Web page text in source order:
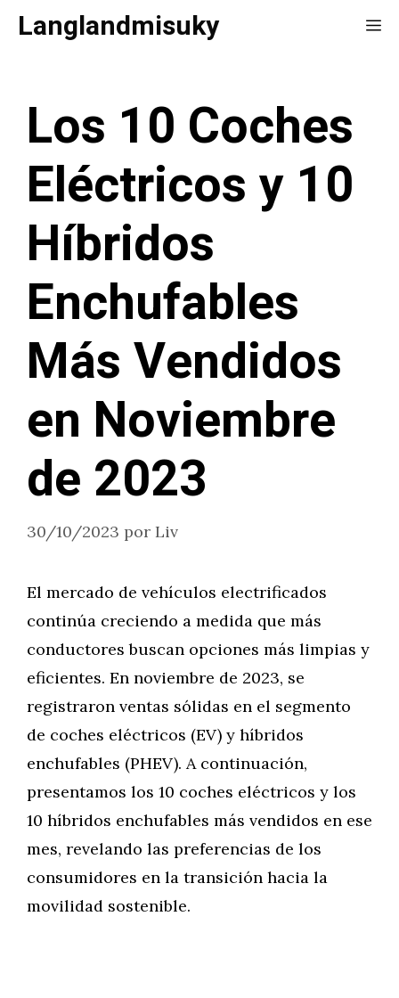
SaltarLanglandmisuky
Los 10 Coches
Eléctricos y 10
Híbridos
Enchufables
Más Vendidos
en Noviembre
de 2023
30/10/2023 por Liv
El mercado de vehículos electrificados
continúa creciendo a medida que más
conductores buscan opciones más limpias y
eficientes. En noviembre de 2023, se
registraron ventas sólidas en el segmento
de coches eléctricos (EV) y híbridos
enchufables (PHEV). A continuación,
presentamos los 10 coches eléctricos y los
10 híbridos enchufables más vendidos en ese
mes, revelando las preferencias de los
consumidores en la transición hacia la
movilidad sostenible.